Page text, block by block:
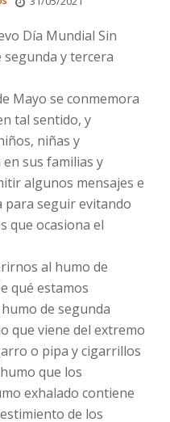
Día Mundial Sin
segunda y tercera
Mayo se conmemora
tal sentido, y
niñas y
sus familias y
algunos mensajes e
para seguir evitando
que ocasiona el
al humo de
qué estamos
de segunda
que viene del extremo
o pipa y cigarrillos
que los
exhalado contiene
de los